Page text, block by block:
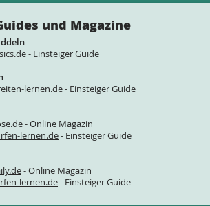
und Magazine
- Einsteiger Guide
lernen.de- Einsteiger Guide
- Online Magazin
lernen.de- Einsteiger Guide
- Online Magazin
lernen.de- Einsteiger Guide